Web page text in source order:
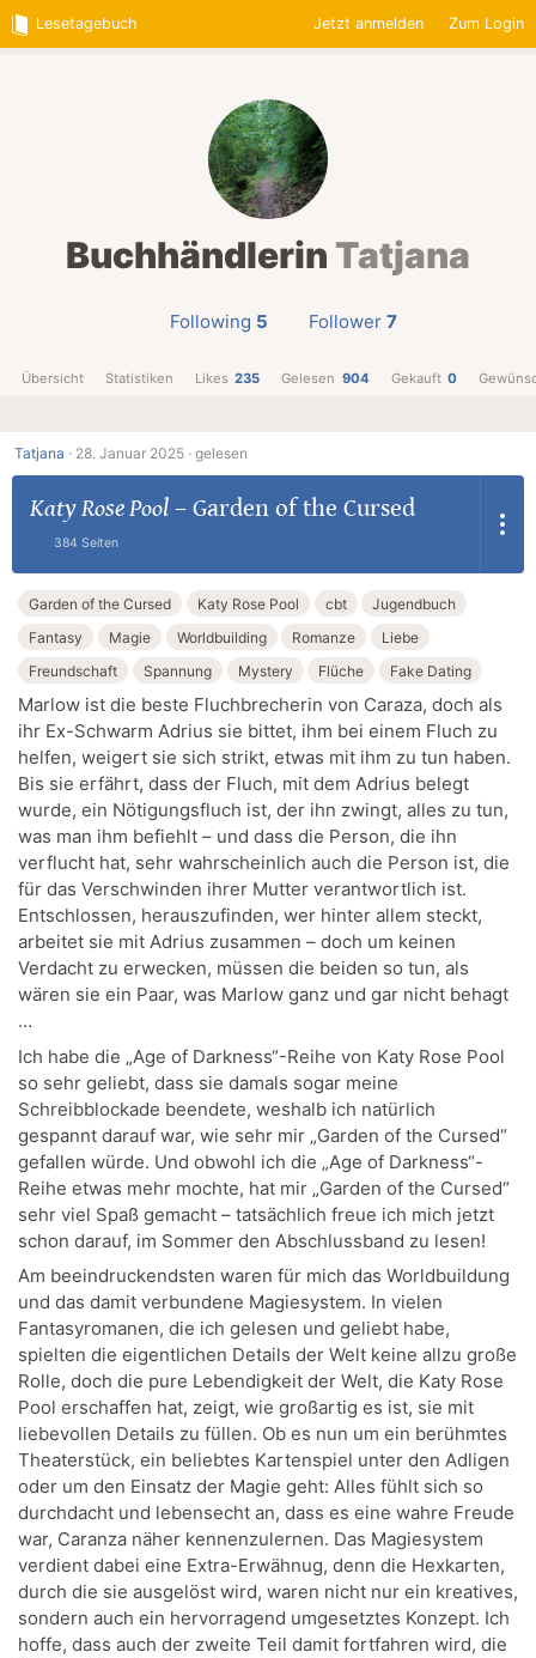
Lesetagebuch Jetzt anmelden Zum Login
Buchhändlerin Tatjana
Following 5 Follower 7
Übersicht Statistiken Likes 235 Gelesen 904 Gekauft 0
Tatjana · 28. Januar 2025 · gelesen
Katy Rose Pool– Garden of the Cursed
384 Seiten
Garden of the Cursed Katy Rose Pool cbt
Jugendbuch
Fantasy
Magie Worldbuilding Romanze
Liebe
Freundschaft
Spannung Mystery Flüche Fake Dating
Marlow ist die beste Fluchbrecherin von Caraza, doch als
ihr Ex-Schwarm Adrius sie bittet, ihm bei einem Fluch zu
helfen, weigert sie sich strikt, etwas mit ihm zu tun haben.
Bis sie erfährt, dass der Fluch, mit dem Adrius belegt
wurde, ein Nötigungsfluch ist, der ihn zwingt, alles zu tun,
was man ihm befiehlt – und dass die Person, die ihn
verflucht hat, sehr wahrscheinlich auch die Person ist, die
für das Verschwinden ihrer Mutter verantwortlich ist.
Entschlossen, herauszufinden, wer hinter allem steckt,
arbeitet sie mit Adrius zusammen – doch um keinen
Verdacht zu erwecken, müssen die beiden so tun, als
wären sie ein Paar, was Marlow ganz und gar nicht behagt
…
Ich habe die „Age of Darkness“-Reihe von Katy Rose Pool
so sehr geliebt, dass sie damals sogar meine
Schreibblockade beendete, weshalb ich natürlich
gespannt darauf war, wie sehr mir „Garden of the Cursed“
gefallen würde. Und obwohl ich die „Age of Darkness“-
Reihe etwas mehr mochte, hat mir „Garden of the Cursed“
sehr viel Spaß gemacht – tatsächlich freue ich mich jetzt
schon darauf, im Sommer den Abschlussband zu lesen!
Am beeindruckendsten waren für mich das Worldbuildung
und das damit verbundene Magiesystem. In vielen
Fantasyromanen, die ich gelesen und geliebt habe,
spielten die eigentlichen Details der Welt keine allzu große
Rolle, doch die pure Lebendigkeit der Welt, die Katy Rose
Pool erschaffen hat, zeigt, wie großartig es ist, sie mit
liebevollen Details zu füllen. Ob es nun um ein berühmtes
Theaterstück, ein beliebtes Kartenspiel unter den Adligen
oder um den Einsatz der Magie geht: Alles fühlt sich so
durchdacht und lebensecht an, dass es eine wahre Freude
war, Caranza näher kennenzulernen. Das Magiesystem
verdient dabei eine Extra-Erwähnug, denn die Hexkarten,
durch die sie ausgelöst wird, waren nicht nur ein kreatives,
sondern auch ein hervorragend umgesetztes Konzept. Ich
hoffe, dass auch der zweite Teil damit fortfahren wird, die